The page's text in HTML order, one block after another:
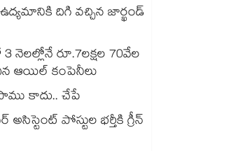
దిగి వచ్చిన జార్ఖండ్
నెలల్లోనే రూ.7లక్షల 70వేల
ఆయిల్ కంపెనీలు
కాదు.. చేపే
పోస్టుల భర్తీకి గ్రీన్‌‌